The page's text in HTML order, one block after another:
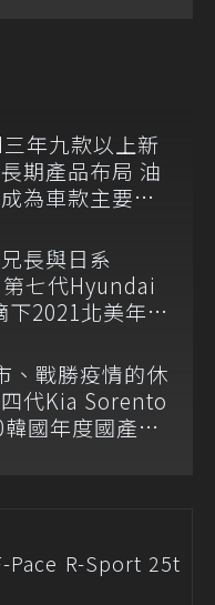
三年九款以上新
期產品布局 油
為車款主要戰
長與日系
七代Hyundai
2021北美年度
、戰勝疫情的休
代Kia Sorento
國年度國產休
Pace R-Sport 25t